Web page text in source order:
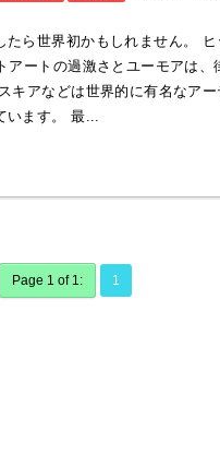
ら世界初かもしれません。
ートの過激さとユーモアは、
キアなどは世界的に有名なア
います。 最...
Page 1 of 1: 1